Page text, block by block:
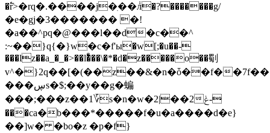
�߱r>�rq�.����j�ִ��݃л�?�������g/
�e�gj�3������� �!
�a��^pq�@���l��d�c��^
:~��}q{�}w�c�f'ы�w[;�u��-
���lz��a_�_�>��l�ͤ��\�*�d�z�����o��劅
v^�}2q��[�(��z��&�n�ȱ��f�
���ڛs�$;��y��g�蝙
���;���z��1؆s�n�w�2|��2ݟ-
���ca�b���*�����f�u�a����d�e}
��]w� �bo�z �p�f}